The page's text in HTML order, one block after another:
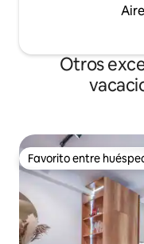
Otros
Favorito entre
Favorito entre